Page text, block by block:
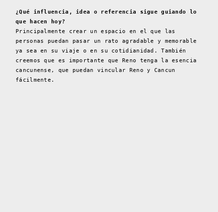
¿Qué influencia, idea o referencia sigue guiando lo
que hacen hoy?
Principalmente crear un espacio en el que las
personas puedan pasar un rato agradable y memorable
ya sea en su viaje o en su cotidianidad. También
creemos que es importante que Reno tenga la esencia
cancunense, que puedan vincular Reno y Cancun
fácilmente.